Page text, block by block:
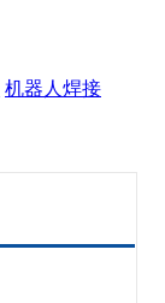
机器人焊接